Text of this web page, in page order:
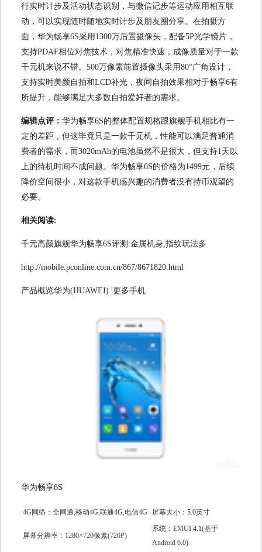
行实时计步及活动状态识别，与微信记步等运动应用相互联
动，可以实现随时随地实时计步及朋友圈分享。在拍摄方
面，华为畅享6S采用1300万后置摄像头，配备5P光学镜片，
支持PDAF相位对焦技术，对焦精准快速，成像质量对于一款
千元机来说不错。500万像素前置摄像头采用80°广角设计，
支持实时美颜自拍和LCD补光，夜间自拍效果相对于畅享6有
所提升，能够满足大多数自拍爱好者的需求。
编辑点评： 华为畅享6S的整体配置规格跟旗舰手机相比有一
定的差距，但这毕竟只是一款千元机，性能可以满足普通消
费者的需求，而3020mAh的电池虽然不是很大，但支持1天以
上的待机时间不成问题。华为畅享6S的价格为1499元，后续
降价空间很小，对这款手机感兴趣的消费者没有持币观望的
必要。
相关阅读:
千元高颜旗舰华为畅享6S评测:金属机身,指纹玩法多
http://mobile.pconline.com.cn/867/8671820.html
产品概览华为(HUAWEI) |更多手机
华为畅享6S
4G网络：全网通,移动4G,联通4G,电信4G 屏幕大小：5.0英寸
屏幕分辨率：1280×720像素(720P)
系统：EMUI 4.1(基于
Android 6.0)